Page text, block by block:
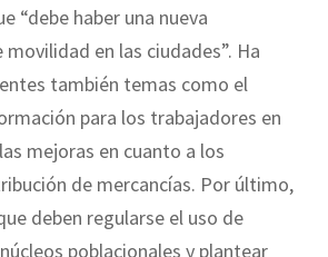
“debe haber una nueva
en las ciudades”. Ha
también temas como el
para los trabajadores en
mejoras en cuanto a los
de mercancías. Por último,
deben regularse el uso de
poblacionales y plantear